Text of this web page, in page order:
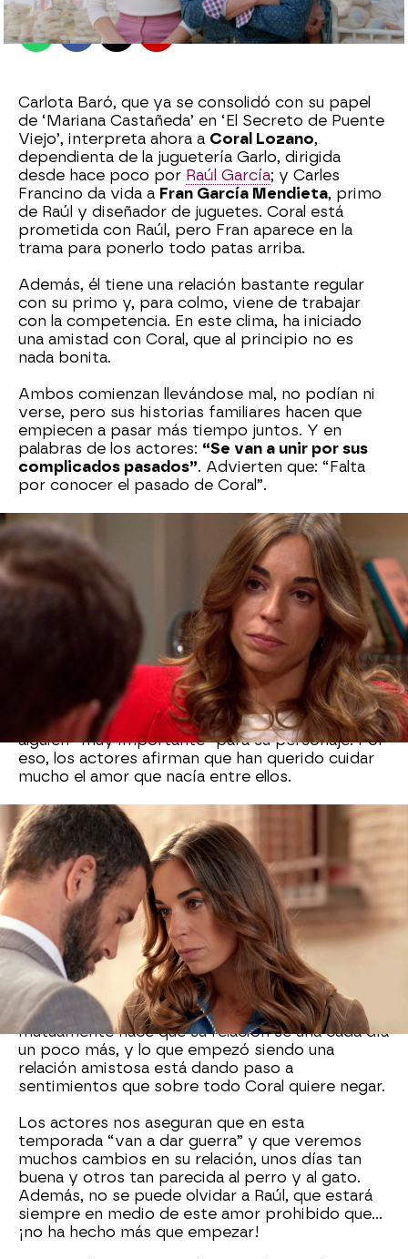
WhatsappFacebook
X Flipboard
Carlota Baró, que ya se consolidó con su papel
de ‘Mariana Castañeda’ en ‘El Secreto de Puente
Viejo’, interpreta ahora a Coral Lozano,
dependienta de la juguetería Garlo, dirigida
desde hace poco por Raúl García; y Carles
Francino da vida a Fran García Mendieta, primo
de Raúl y diseñador de juguetes. Coral está
prometida con Raúl, pero Fran aparece en la
trama para ponerlo todo patas arriba.
Además, él tiene una relación bastante regular
con su primo y, para colmo, viene de trabajar
con la competencia. En este clima, ha iniciado
una amistad con Coral, que al principio no es
nada bonita.
Ambos comienzan llevándose mal, no podían ni
verse, pero sus historias familiares hacen que
empiecen a pasar más tiempo juntos. Y en
palabras de los actores: “Se van a unir por sus
complicados pasados”. Advierten que: “Falta
por conocer el pasado de Coral”.
Hemos querido preguntarles cómo viven la
trama de amor de sus personajes, que tan
enganchados tiene a los seguidores de la serie.
Según nos explica Carlota Baró:“Fran y Coral
intentan contar una historia de amor soterrada
y pasión prohibida”.
Ambos personajes comienzan a sentirse
cómplices a raíz de la búsqueda de la hija de
Fran, en la que Coral es su mayor apoyo. Sin
embargo, ella está prometida con Raúl, y es
alguien “muy importante” para su personaje. Por
eso, los actores afirman que han querido cuidar
mucho el amor que nacía entre ellos.
Durante esta temporada iremos descubriendo
muchos secretos del pasado, y nos cuentan:
“Los personajes tienen muchísimas capas en
esta temporada”. Coral es una persona muy
vulnerable, y es por lo que se apoya tanto en
Fran.
Cuando les preguntamos si va a sorprender su
aventura afirman:“En esta historia lo que va a
sorprender son los sentimientos”. En estos
capítulos, el apoyo que se han brindado
mutuamente hace que su relación se una cada día
un poco más, y lo que empezó siendo una
relación amistosa está dando paso a
sentimientos que sobre todo Coral quiere negar.
Los actores nos aseguran que en esta
temporada “van a dar guerra” y que veremos
muchos cambios en su relación, unos días tan
buena y otros tan parecida al perro y al gato.
Además, no se puede olvidar a Raúl, que estará
siempre en medio de este amor prohibido que...
¡no ha hecho más que empezar!